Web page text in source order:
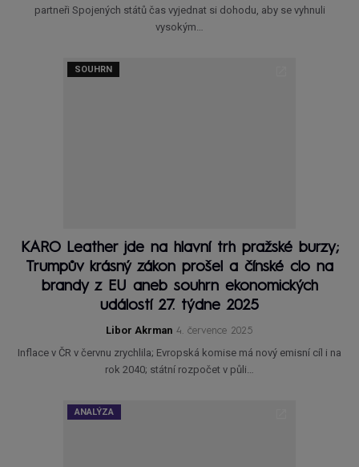
partneři Spojených států čas vyjednat si dohodu, aby se vyhnuli
vysokým…
SOUHRN
KARO Leather jde na hlavní trh pražské burzy;
Trumpův krásný zákon prošel a čínské clo na
brandy z EU aneb souhrn ekonomických
událostí 27. týdne 2025
Libor Akrman 4. července 2025
Inflace v ČR v červnu zrychlila; Evropská komise má nový emisní cíl i na
rok 2040; státní rozpočet v půli…
ANALÝZA